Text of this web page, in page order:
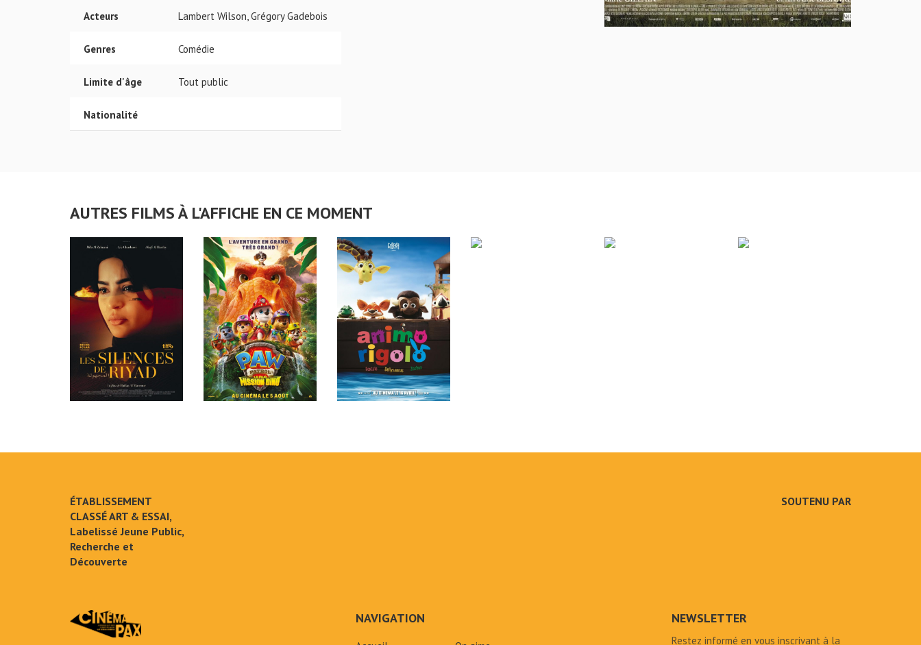
Acteurs Lambert Wilson, Grégory Gadebois
Genres Comédie
Limite d'âge Tout public
Nationalité
AUTRES FILMS À L'AFFICHE EN CE MOMENT
ÉTABLISSEMENT
CLASSÉ ART & ESSAI,
Labelissé Jeune Public,
Recherche et
Découverte
SOUTENU PAR
NAVIGATION NEWSLETTER
Restez informé en vous inscrivant à la